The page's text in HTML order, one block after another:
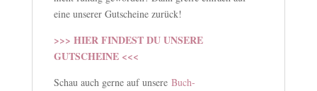
eine unserer Gutscheine zurück!
>>> HIER FINDEST DU UNSERE
GUTSCHEINE <<<
Schau auch gerne auf unsere Buch-